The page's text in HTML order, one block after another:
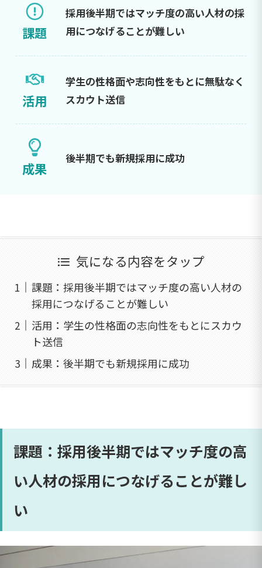
課題
採用後半期ではマッチ度の高い人材の採
用につなげることが難しい
活用
学生の性格面や志向性をもとに無駄なく
スカウト送信
成果
後半期でも新規採用に成功
気になる内容をタップ
課題：採用後半期ではマッチ度の高い人材の
採用につなげることが難しい
活用：学生の性格面の志向性をもとにスカウ
ト送信
成果：後半期でも新規採用に成功
課題：採用後半期ではマッチ度の高
い人材の採用につなげることが難し
い